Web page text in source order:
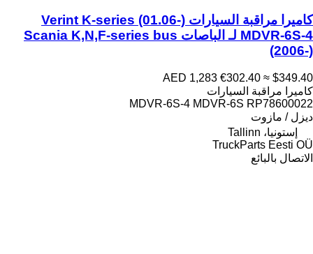
كاميرا مراقبة السيارات Verint K-series (01.06-)
MDVR-6S-4 لـ الباصات Scania K,N,F-series bus
(2006-)
AED 1,283 €302.40 ≈ $349.40
كاميرا مراقبة السيارات
MDVR-6S-4 MDVR-6S RP78600022
ديزل / مازوت
إستونيا، Tallinn
TruckParts Eesti OÜ
الاتصال بالبائع